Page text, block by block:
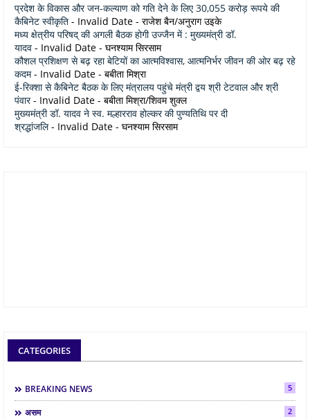
प्रदेश के विकास और जन-कल्याण को गति देने के लिए 30,055 करोड़ रूपये की
कैबिनेट स्वीकृति - Invalid Date - राजेश बैन/अनुराग उइके
मध्य क्षेत्रीय परिषद् की अगली बैठक होगी उज्जैन में : मुख्यमंत्री डॉ.
यादव - Invalid Date - घनश्याम सिरसाम
कौशल प्रशिक्षण से बढ़ रहा बेटियों का आत्मविश्वास, आत्मनिर्भर जीवन की ओर बढ़ रहे
कदम- Invalid Date - बबीता मिश्रा
ई-रिक्शा से कैबिनेट बैठक के लिए मंत्रालय पहुंचे मंत्री द्वय श्री टेटवाल और श्री
पंवार- Invalid Date - बबीता मिश्रा/शिवम शुक्ल
मुख्यमंत्री डॉ. यादव ने स्व. मल्हारराव होल्कर की पुण्यतिथि पर दी
श्रद्धांजलि- Invalid Date - घनश्याम सिरसाम
CATEGORIES
BREAKING NEWS 5
असम 2